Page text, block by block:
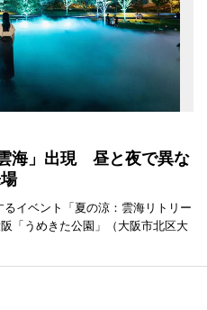
海」出現 昼と夜で異な
イベント「夏の涼：雲海リトリー
「うめきた公園」（大阪市北区大